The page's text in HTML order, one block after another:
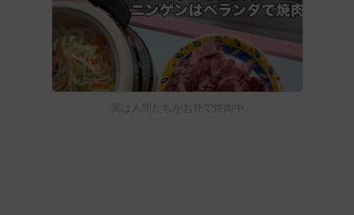
実は人間たちがお外で焼肉中